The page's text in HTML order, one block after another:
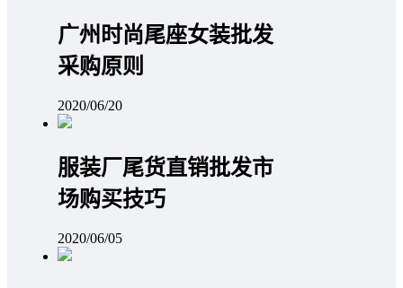
广州时尚尾座女装批发
采购原则
2020/06/20
服装厂尾货直销批发市
场购买技巧
2020/06/05